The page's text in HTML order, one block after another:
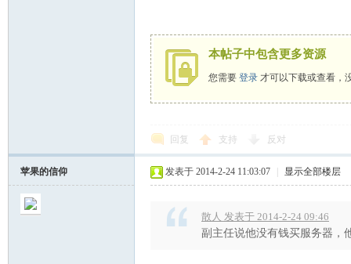
本帖子中包含更多资源
您需要 登录 才可以下载或查看，
回复 支持 反对
苹果的信仰 发表于 2014-2-24 11:03:07 显示全部楼层
散人 发表于 2014-2-24 09:46
副主任说他没有钱买服务器，